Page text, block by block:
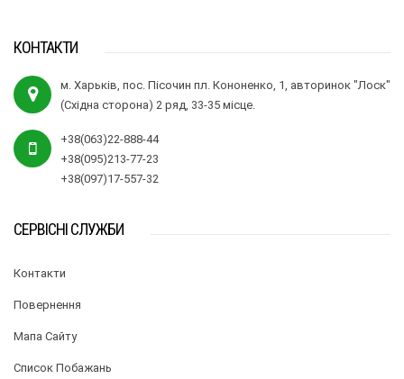
КОНТАКТИ
м. Харьків, пос. Пісочин пл. Кононенко, 1, авторинок "Лоск"
(Східна сторона) 2 ряд, 33-35 місце.
+38(063)22-888-44
+38(095)213-77-23
+38(097)17-557-32
СЕРВІСНІ СЛУЖБИ
Контакти
Повернення
Мапа Сайту
Список Побажань